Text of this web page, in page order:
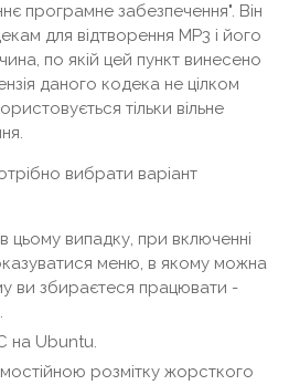
програмне забезпечення". Він
для відтворення MP3 і його
по якій цей пункт винесено
даного кодека не цілком
тільки вільне
вибрати варіант
цьому випадку, при включенні
меню, в якому можна
ви збираєтеся працювати -
на Ubuntu.
розмітку жорсткого